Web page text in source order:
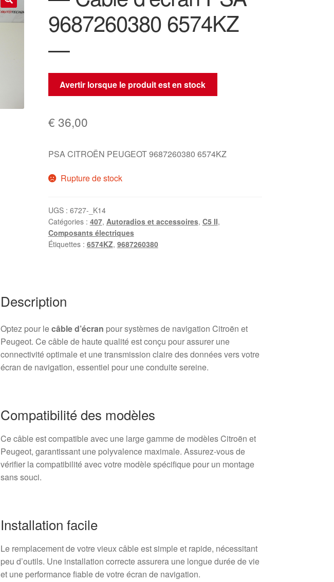
🔍
9687260380 6574KZ
—
Avertir lorsque le produit est en stock
€ 36,00
PSA CITROËN PEUGEOT 9687260380 6574KZ
Rupture de stock
UGS : 6727-_K14
Catégories : 407, Autoradios et accessoires, C5 II,
Composants électriques
Étiquettes : 6574KZ, 9687260380
Description
Optez pour lecâble d’écran pour systèmes de navigation Citroën et
Peugeot. Ce câble de haute qualité est conçu pour assurer une
connectivité optimale et une transmission claire des données vers votre
écran de navigation, essentiel pour une conduite sereine.
Compatibilité des modèles
Ce câble est compatible avec une large gamme de modèles Citroën et
Peugeot, garantissant une polyvalence maximale. Assurez-vous de
vérifier la compatibilité avec votre modèle spécifique pour un montage
sans souci.
Installation facile
Le remplacement de votre vieux câble est simple et rapide, nécessitant
peu d’outils. Une installation correcte assurera une longue durée de vie
et une performance fiable de votre écran de navigation.